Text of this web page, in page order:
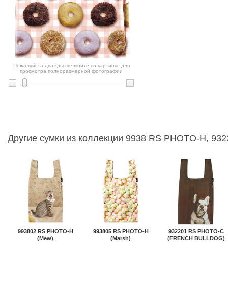
Пожалуйста дважды щелкните по картинке для
просмотра полноразмерной фотографии
Другие сумки из коллекции 9938 RS PHOTO-H,
993802 RS PHOTO-H
(Mew)
993805 RS PHOTO-H
(Marsh)
932201 RS PHOTO-C
(FRENCH BULLDOG)